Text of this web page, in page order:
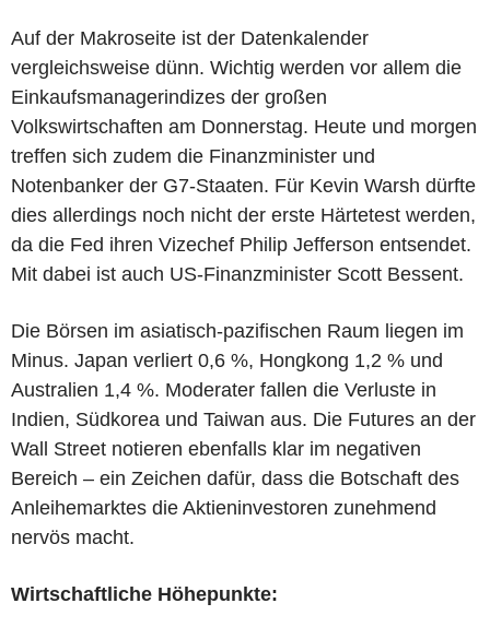
Auf der Makroseite ist der Datenkalender
vergleichsweise dünn. Wichtig werden vor allem die
Einkaufsmanagerindizes der großen
Volkswirtschaften am Donnerstag. Heute und morgen
treffen sich zudem die Finanzminister und
Notenbanker der G7-Staaten. Für Kevin Warsh dürfte
dies allerdings noch nicht der erste Härtetest werden,
da die Fed ihren Vizechef Philip Jefferson entsendet.
Mit dabei ist auch US-Finanzminister Scott Bessent.
Die Börsen im asiatisch-pazifischen Raum liegen im
Minus. Japan verliert 0,6 %, Hongkong 1,2 % und
Australien 1,4 %. Moderater fallen die Verluste in
Indien, Südkorea und Taiwan aus. Die Futures an der
Wall Street notieren ebenfalls klar im negativen
Bereich – ein Zeichen dafür, dass die Botschaft des
Anleihemarktes die Aktieninvestoren zunehmend
nervös macht.
Wirtschaftliche Höhepunkte: